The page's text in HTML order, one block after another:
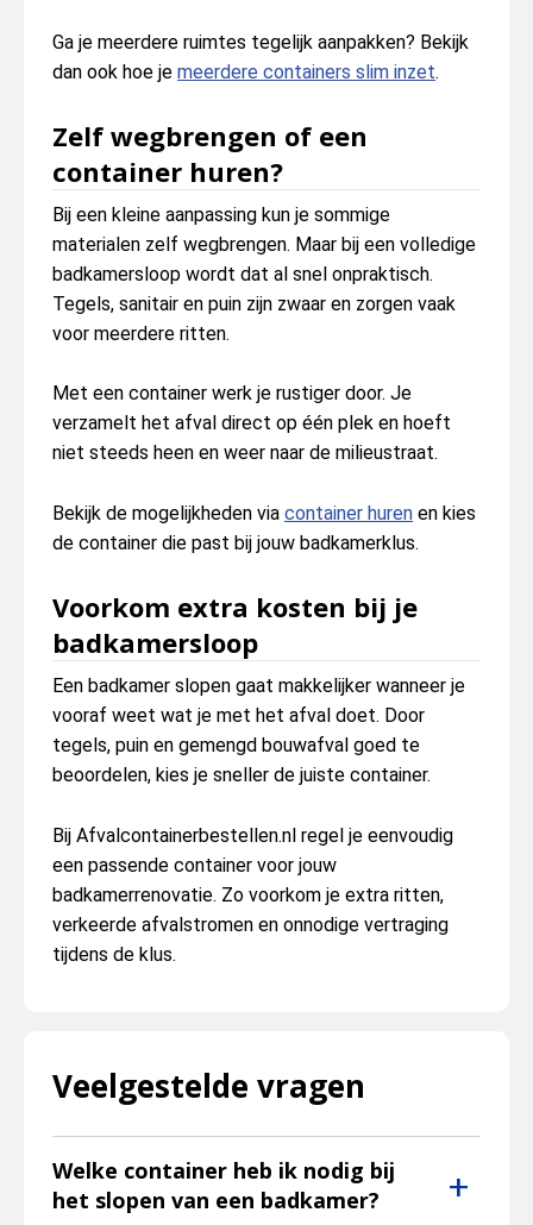
Ga je meerdere ruimtes tegelijk aanpakken? Bekijk
dan ook hoe je meerdere containers slim inzet.
Zelf wegbrengen of een
container huren?
Bij een kleine aanpassing kun je sommige
materialen zelf wegbrengen. Maar bij een volledige
badkamersloop wordt dat al snel onpraktisch.
Tegels, sanitair en puin zijn zwaar en zorgen vaak
voor meerdere ritten.
Met een container werk je rustiger door. Je
verzamelt het afval direct op één plek en hoeft
niet steeds heen en weer naar de milieustraat.
Bekijk de mogelijkheden via container huren en kies
de container die past bij jouw badkamerklus.
Voorkom extra kosten bij je
badkamersloop
Een badkamer slopen gaat makkelijker wanneer je
vooraf weet wat je met het afval doet. Door
tegels, puin en gemengd bouwafval goed te
beoordelen, kies je sneller de juiste container.
Bij Afvalcontainerbestellen.nl regel je eenvoudig
een passende container voor jouw
badkamerrenovatie. Zo voorkom je extra ritten,
verkeerde afvalstromen en onnodige vertraging
tijdens de klus.
Veelgestelde vragen
Welke container heb ik nodig bij
het slopen van een badkamer?
+